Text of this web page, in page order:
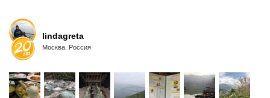
lindagreta
Москва. Россия